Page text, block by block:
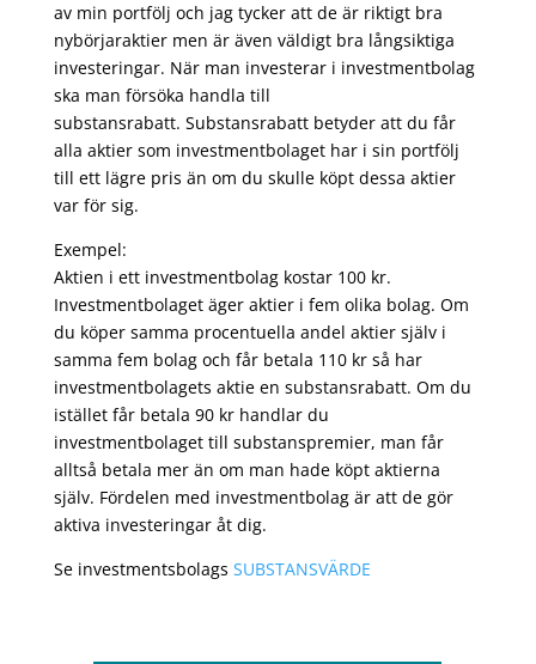
av min portfölj och jag tycker att de är riktigt bra
nybörjaraktier men är även väldigt bra långsiktiga
investeringar. När man investerar i investmentbolag
ska man försöka handla till
substansrabatt. Substansrabatt betyder att du får
alla aktier som investmentbolaget har i sin portfölj
till ett lägre pris än om du skulle köpt dessa aktier
var för sig.
Exempel:
Aktien i ett investmentbolag kostar 100 kr.
Investmentbolaget äger aktier i fem olika bolag. Om
du köper samma procentuella andel aktier själv i
samma fem bolag och får betala 110 kr så har
investmentbolagets aktie en substansrabatt. Om du
istället får betala 90 kr handlar du
investmentbolaget till substanspremier, man får
alltså betala mer än om man hade köpt aktierna
själv. Fördelen med investmentbolag är att de gör
aktiva investeringar åt dig.
Se investmentsbolags SUBSTANSVÄRDE